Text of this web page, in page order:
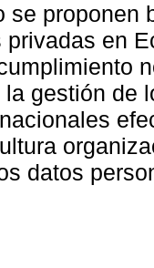
se proponen
en
gestión de
datos